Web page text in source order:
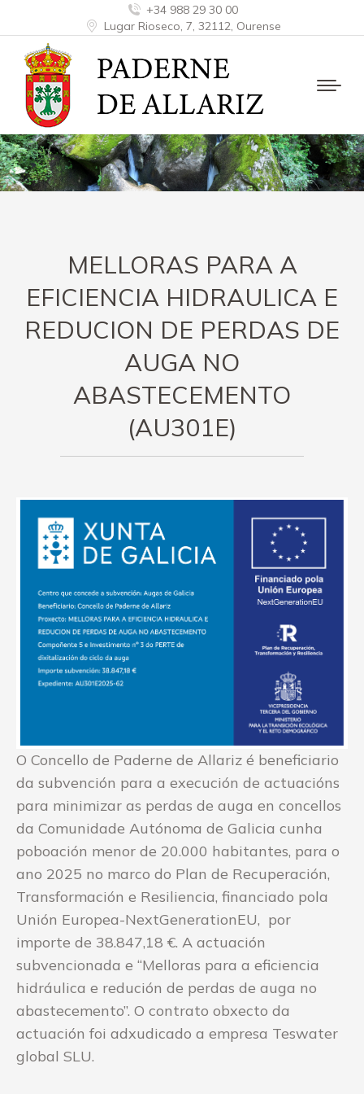
+34 988 29 30 00
Lugar Rioseco, 7, 32112, Ourense
MELLORAS PARA A
EFICIENCIA HIDRAULICA E
REDUCION DE PERDAS DE
AUGA NO
ABASTECEMENTO
(AU301E)
O Concello de Paderne de Allariz é beneficiario
da subvención para a execución de actuacións
para minimizar as perdas de auga en concellos
da Comunidade Autónoma de Galicia cunha
poboación menor de 20.000 habitantes, para o
ano 2025 no marco do Plan de Recuperación,
Transformación e Resiliencia, financiado pola
Unión Europea-NextGenerationEU, por
importe de 38.847,18 €. A actuación
subvencionada e “Melloras para a eficiencia
hidráulica e redución de perdas de auga no
abastecemento”. O contrato obxecto da
actuación foi adxudicado a empresa Teswater
global SLU.